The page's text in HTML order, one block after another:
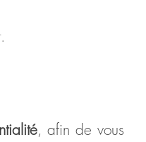
, afin de vous